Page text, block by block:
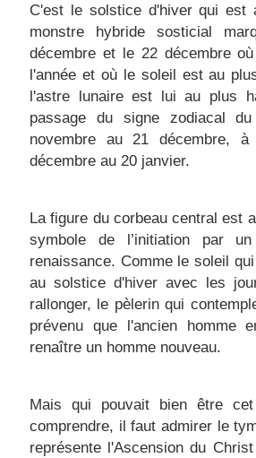
C'est le solstice d'hiver qui est
monstre hybride sosticial
décembre et le 22 décembre
l'année et où le soleil est au
l'astre lunaire est lui au plus
passage du signe zodiacal
novembre au 21 décembre,
décembre au 20 janvier.
La figure du corbeau central est
symbole de l’initiation par
renaissance. Comme le soleil
au solstice d'hiver avec les
rallonger, le pèlerin qui
prévenu que l'ancien homme
renaître un homme nouveau.
Mais qui pouvait bien être
comprendre, il faut admirer le
représente l'Ascension du